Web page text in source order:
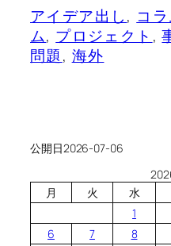
アイデア出し, コ
ム, プロジェクト ,
問題, 海外
公開日2026-07-06
月
火 水
1
6
7 8